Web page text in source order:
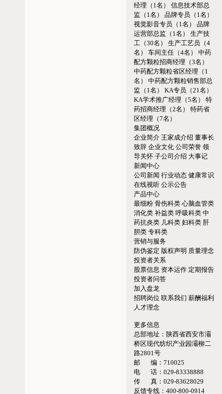
经理（1名）
信息技术部总
监（1名）
品牌专员（1名）
视觉影音专员（1名）
品牌
运营部总监（1名）
生产技
工（30名）
生产工艺员（4
名）
车间主任（4名）
中药
配方颗粒招商经理（3名）
中药配方颗粒省区经理（1
名）
中药配方颗粒销售部总
监（1名）
KA专员（21名）
KA学术推广经理（5名）
特
药招商经理（2名）
特药省
区经理（7名）
集团概况
企业简介 王家成介绍 董事长
致辞 企业文化 公司荣誉 领
导关怀 子公司介绍 大事记
新闻中心
公司新闻 行业动态 健康常识
在线视听 公示公告
产品中心
最细粉 骨伤科类 心脑血管类
消化类 补益类 呼吸科类 中
药抗炎类 儿科类 妇科类 肝
胆类 专科类
营销与服务
防伪鉴定 版权声明 质量理念
投资者关系
股票信息 资本运作 定期报告
投资者问答
加入盘龙
招聘岗位 联系我们 薪酬福利
人才理念
更多信息
总部地址： 陕西省西安市灞
桥区现代纺织产业园灞柳二
路2801号
邮 编： 710025
电 话： 029-83338888
传 真： 029-83628029
反馈专线： 400-800-0914